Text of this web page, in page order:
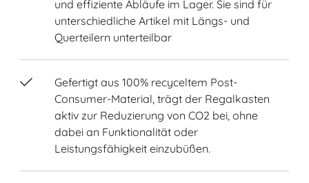
und effiziente Abläufe im Lager. Sie sind für
unterschiedliche Artikel mit Längs- und
Querteilern unterteilbar
Gefertigt aus 100% recyceltem Post-
Consumer-Material, trägt der Regalkasten
aktiv zur Reduzierung von CO2 bei, ohne
dabei an Funktionalität oder
Leistungsfähigkeit einzubüßen.